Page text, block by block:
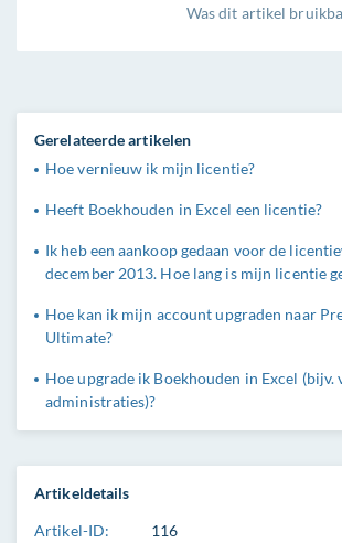
Was dit artikel
Artikeldetails
Artikel-ID: 116
Gerelateerde artikelen
Hoe vernieuw ik mijn licentie?
Heeft Boekhouden in Excel een licentie?
Ik heb een aankoop gedaan voor de
december 2013. Hoe lang is mijn licentie
Hoe kan ik mijn account upgraden naar
Ultimate?
Hoe upgrade ik Boekhouden in Excel (bijv.
administraties)?